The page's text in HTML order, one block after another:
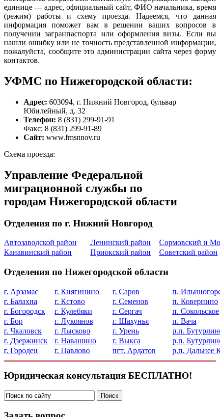
единице — адрес, официальный сайт, ФИО начальника, время
(режим) работы и схему проезда. Надеемся, что данная
информация поможет вам в решении ваших вопросов в
получении загранпаспорта или оформления визы. Если вы
нашли ошибку или не точность представленной информации,
пожалуйста, сообщите это администрации сайта через форму
контактов.
УФМС по Нижегородской области:
Адрес: 603094, г. Нижний Новгород, бульвар
Юбилейный, д. 32
Телефон: 8 (831) 299-91-91
Факс: 8 (831) 299-91-89
Сайт: www.fmsnnov.ru
Схема проезда:
Управление Федеральной
миграционной службы по
городам Нижегородской области
Отделения по г. Нижний Новгород
Автозаводской район Ленинский район
Сормовский и
Канавинский район
Приокский район Советский район
Отделения по Нижегородской области
г. Арзамас г. Княгинино г. Саров
п.
г. Балахна
г. Кстово г. Семенов
п. Ковернино
г. Богородск
г. Кулебяки г. Сергач
п. Сокольское
г. Бор
г. Лукоянов г. Шахунья
п. Вача
г. Чкаловск
г. Лысково г. Урень
р.п.
г. Дзержинск
г. Навашино г. Выкса
р.п.
г. Городец
г. Павлово пгт. Ардатов р.п. Дальнее
Юридическая консультация БЕСПЛАТНО!